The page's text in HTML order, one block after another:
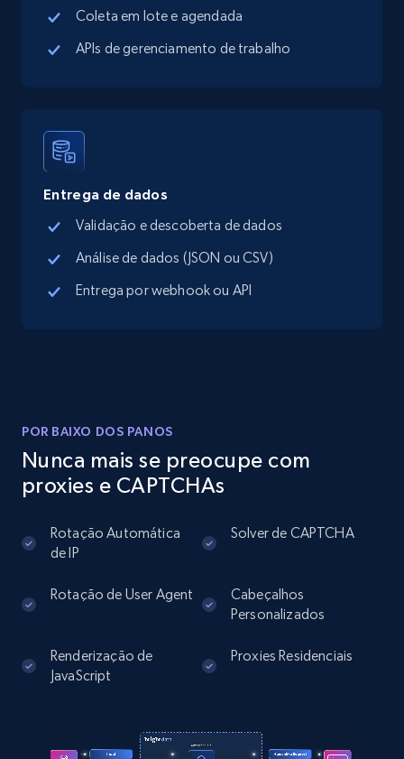
more.
Google Maps full information - Discover
Place id, URL, Country, Name, Category,
Address, Description, Business details, and
13.3K+ 1.7K+ Comece grátis
comments, Date posted, Likes, Photos, and
Instagram - Posts - Collects posts from a
specific URLs by using profile URL
comments, Date posted, Likes, Photos, and
more.
Coleta em lote e agendada
APIs de gerenciamento de trabalho
Entrega de dados
Validação e descoberta de dados
Análise de dados (JSON ou CSV)
Entrega por webhook ou API
POR BAIXO DOS PANOS
Nunca mais se preocupe com
proxies e CAPTCHAs
Rotação Automática
de IP
Solver de CAPTCHA
Rotação de User Agent
Cabeçalhos
Personalizados
Renderização de
JavaScript
Proxies Residenciais